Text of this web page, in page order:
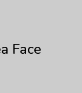
Face